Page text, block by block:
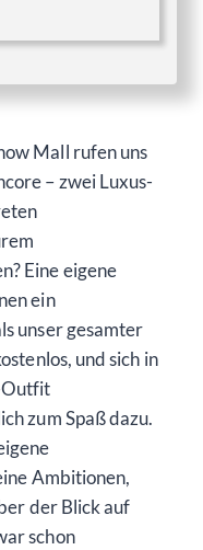
Mall rufen uns
– zwei Luxus-
Eine eigene
ein
unser gesamter
und sich in
Outfit
zum Spaß dazu.
Ambitionen,
der Blick auf
schon